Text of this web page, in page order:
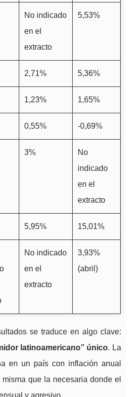
No indicado
en el
extracto
5,53%
2,71% 5,36%
1,23% 1,65%
0,55% -0,69%
3%
No
indicado
en el
extracto
5,95% 15,01%
No indicado
en el
extracto
3,93%
(abril)
se traduce en algo clave:
latinoamericano” único. La
en un país con inflación anual
que la necesaria donde el
y agresivo.